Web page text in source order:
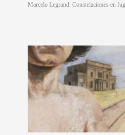
Marcelo Legrand: Constelaciones en